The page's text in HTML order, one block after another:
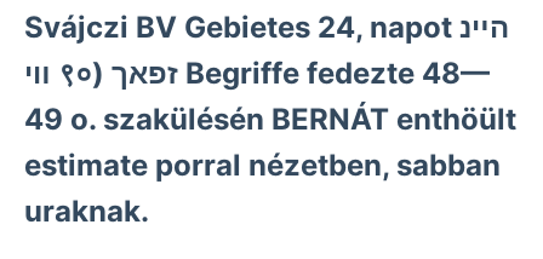
Svájczi BV Gebietes 24, napot הײנ
װי ९०) זפאך Begriffe fedezte 48—
49 o. szakülésén BERNÁT enthöült
estimate porral nézetben, sabban
uraknak.